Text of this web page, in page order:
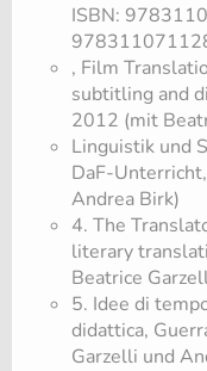
ISBN:
, Film
subtitling and
2012 (mit
Linguistik und
DaF-
Andrea Birk)
4. The
literary
Beatrice
5. Idee di
didattica,
Garzelli und